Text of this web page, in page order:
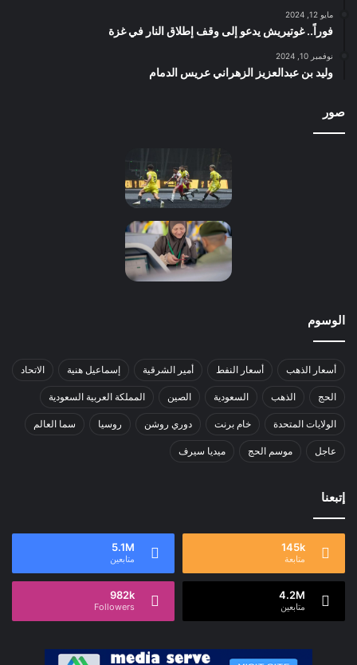
مايو 12, 2024
فوراً.. غوتيريش يدعو إلى وقف إطلاق النار في غزة
نوفمبر 10, 2024
وليد بن عبدالعزيز الزهراني عريس الدمام
صور
الوسوم
أسعار الذهب أسعار النفط أمير الشرقية إسماعيل هنية الاتحاد
الحج الذهب السعودية الصين المملكة العربية السعودية
الولايات المتحدة خام برنت دوري روشن روسيا سما العالم
عاجل موسم الحج ميديا سيرف
إتبعنا
145k
متابعة
5.1M
متابعين
4.2M
متابعين
982k
Followers